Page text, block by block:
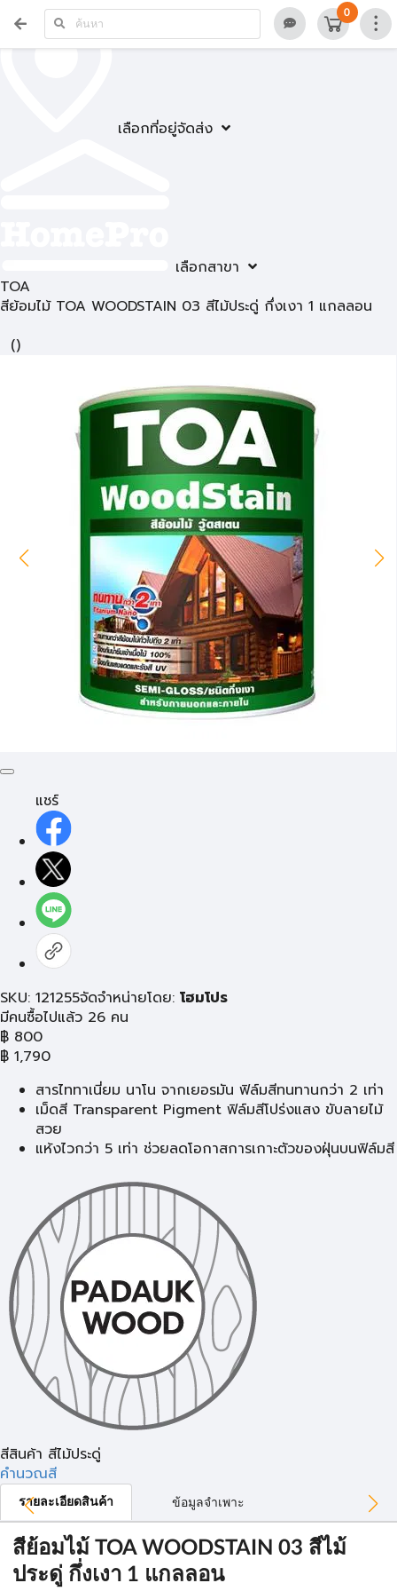
เลือกที่อยู่จัดส่ง
เลือกสาขา
0
TOA
สีย้อมไม้ TOA WOODSTAIN 03 สีไม้ประดู่ กึ่งเงา 1 แกลลอน
()
แชร์
SKU: 121255จัดจำหน่ายโดย: โฮมโปร
มีคนซื้อไปแล้ว 26 คน
฿ 800
฿ 1,790
สารไททาเนี่ยม นาโน จากเยอรมัน ฟิล์มสีทนทานกว่า 2 เท่า
เม็ดสี Transparent Pigment ฟิล์มสีโปร่งแสง ขับลายไม้
สวย
แห้งไวกว่า 5 เท่า ช่วยลดโอกาสการเกาะตัวของฝุ่นบนฟิล์มสี
สีสินค้า สีไม้ประดู่
คำนวณสี
รายละเอียดสินค้า ข้อมูลจำเพาะ
สีย้อมไม้ TOA WOODSTAIN 03 สีไม้
ประดู่ กึ่งเงา 1 แกลลอน